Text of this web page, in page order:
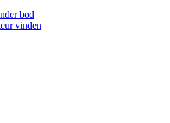
bod
vinden